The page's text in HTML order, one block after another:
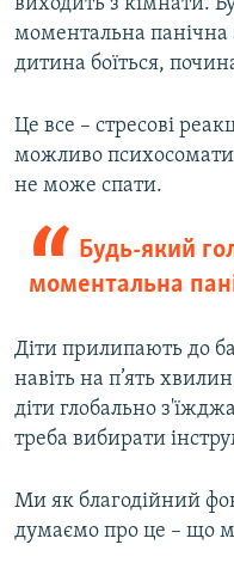
моментальна панічна
дитина боїться,
Це все – стресові
можливо
не може спати.
Будь-який
моментальна
Діти прилипають до
навіть на п’ять
діти глобально
треба вибирати
Ми як благодійний
думаємо про це – що